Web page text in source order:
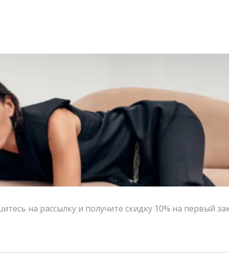
на рассылку и получите скидку 10% на первый